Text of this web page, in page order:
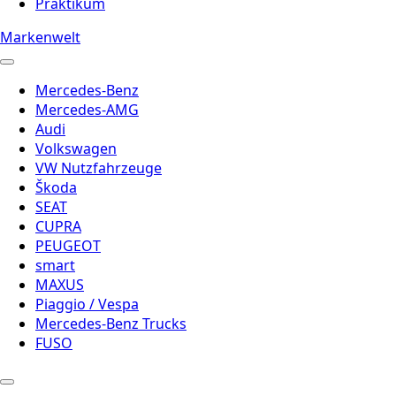
Markenwelt
Mercedes-Benz
Mercedes-AMG
Audi
Volkswagen
VW Nutzfahrzeuge
Škoda
SEAT
CUPRA
PEUGEOT
smart
MAXUS
Piaggio / Vespa
Mercedes-Benz Trucks
FUSO